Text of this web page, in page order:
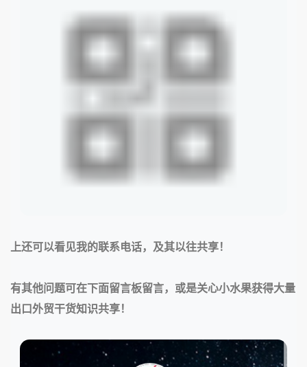
上还可以看见我的联系电话，及其以往共享！
有其他问题可在下面留言板留言，或是关心小水果获得大量
出口外贸干货知识共享！